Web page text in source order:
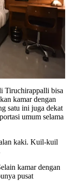
Tiruchirappalli bisa
kamar dengan
satu ini juga dekat
umum selama
kaki. Kuil-kuil
kamar dengan
pusat